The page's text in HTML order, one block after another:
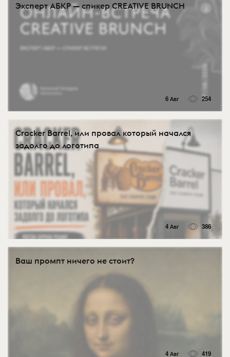
Эксперт АБКР — спикер CREATIVE BRUNCH
6 Авг 254
Cracker Barrel, или провал который начался
задолго до логотипа
4 Авг 386
Ваш промпт ничего не стоит?
4 Авг 419